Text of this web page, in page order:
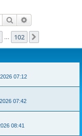
Rechercher
102
07:12
07:42
08:41